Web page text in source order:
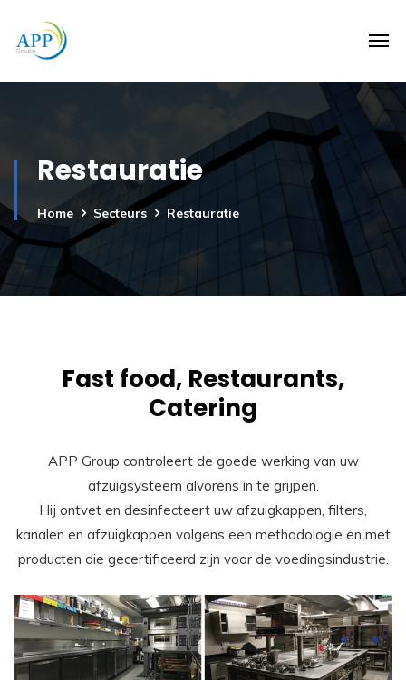
Restauratie
Home Secteurs Restauratie
Fast food, Restaurants,
Catering
APP Group controleert de goede werking van uw
afzuigsysteem alvorens in te grijpen.
Hij ontvet en desinfecteert uw afzuigkappen, filters,
kanalen en afzuigkappen volgens een methodologie en met
producten die gecertificeerd zijn voor de voedingsindustrie.